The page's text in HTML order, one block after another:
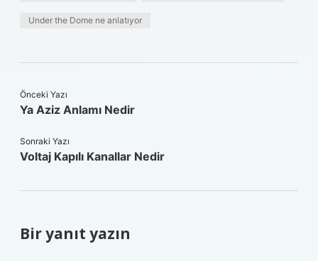
Under the Dome ne anlatıyor
Önceki Yazı
Ya Aziz Anlamı Nedir
Sonraki Yazı
Voltaj Kapılı Kanallar Nedir
Bir yanıt yazın